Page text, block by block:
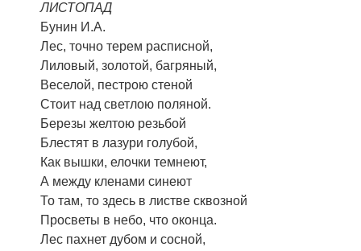
ЛИСТОПАД
Бунин И.А.
Лес, точно терем расписной,
Лиловый, золотой, багряный,
Веселой, пестрою стеной
Стоит над светлою поляной.
Березы желтою резьбой
Блестят в лазури голубой,
Как вышки, елочки темнеют,
А между кленами синеют
То там, то здесь в листве сквозной
Просветы в небо, что оконца.
Лес пахнет дубом и сосной,